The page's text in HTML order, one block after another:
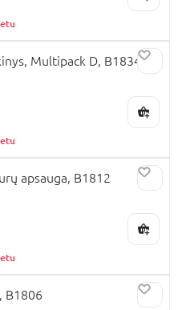
Multipack D, B1834
apsauga, B1812
B1806